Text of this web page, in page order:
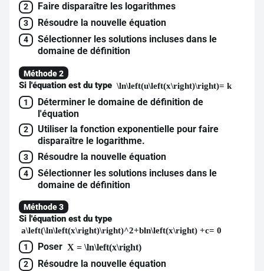
2 Faire disparaître les logarithmes
3 Résoudre la nouvelle équation
4
Sélectionner les solutions incluses dans le
domaine de définition
Méthode 2
Si l'équation est du type \ln\left(u\left(x\right)\right)= k
1
Déterminer le domaine de définition de
l'équation
2
Utiliser la fonction exponentielle pour faire
disparaître le logarithme.
3 Résoudre la nouvelle équation
4
Sélectionner les solutions incluses dans le
domaine de définition
Méthode 3
Si l'équation est du type
a\left(\ln\left(x\right)\right)^2+bln\left(x\right) +c= 0
1 Poser X = \ln\left(x\right)
2
Résoudre la nouvelle équation